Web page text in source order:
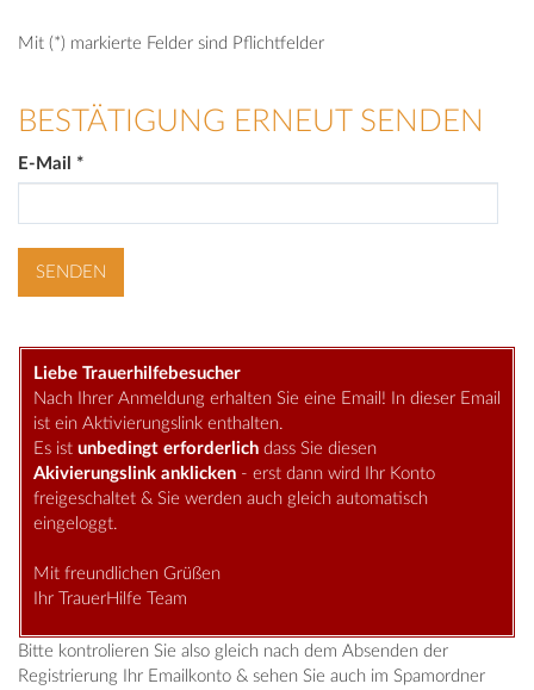
Mit (*) markierte Felder sind Pflichtfelder
BESTÄTIGUNG ERNEUT SENDEN
E-Mail *
Liebe Trauerhilfebesucher
Nach Ihrer Anmeldung erhalten Sie eine Email! In dieser Email
ist ein Aktivierungslink enthalten.
Es ist unbedingt erforderlich dass Sie diesen
Akivierungslink anklicken - erst dann wird Ihr Konto
freigeschaltet & Sie werden auch gleich automatisch
eingeloggt.
Mit freundlichen Grüßen
Ihr TrauerHilfe Team
Bitte kontrolieren Sie also gleich nach dem Absenden der
Registrierung Ihr Emailkonto & sehen Sie auch im Spamordner